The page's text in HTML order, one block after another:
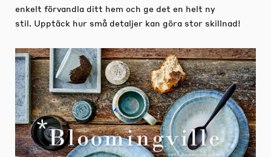
enkelt förvandla ditt hem och ge det en helt ny
stil. Upptäck hur små detaljer kan göra stor skillnad!